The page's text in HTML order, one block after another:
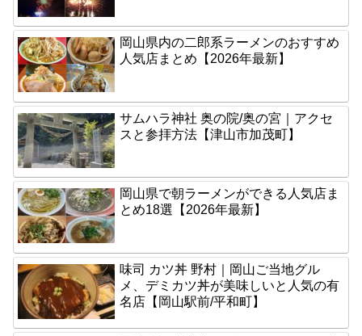
岡山県内の二郎系ラーメンのおすすめ
人気店まとめ【2026年最新】
サムハラ神社 奥の院/奥の宮｜アクセ
スと参拝方法【津山市加茂町】
岡山県で朝ラーメンができる人気店ま
とめ18選【2026年最新】
味司 カツ丼 野村｜岡山ご当地グル
メ、デミカツ丼が美味しいと人気の有
名店【岡山駅前/平和町】